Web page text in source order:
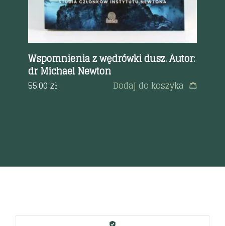
Wspomnienia z wędrówki dusz. Autor:
dr Michael Newton
55.00zł Dodaj do koszyka